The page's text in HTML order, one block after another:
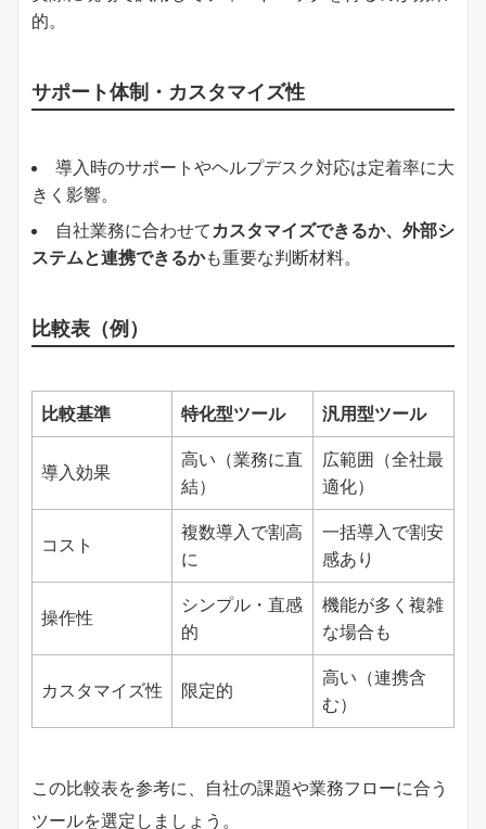
的。
サポート体制・カスタマイズ性
導入時のサポートやヘルプデスク対応は定着率に大
きく影響。
自社業務に合わせて カスタマイズできるか、外部シ
ステムと連携できるかも重要な判断材料。
比較表（例）
比較基準 特化型ツール 汎用型ツール
導入効果
高い（業務に直
結）
広範囲（全社最
適化）
コスト
複数導入で割高
に
一括導入で割安
感あり
操作性
シンプル・直感
的
機能が多く複雑
な場合も
カスタマイズ性 限定的
高い（連携含
む）
この比較表を参考に、自社の課題や業務フローに合う
ツールを選定しましょう。